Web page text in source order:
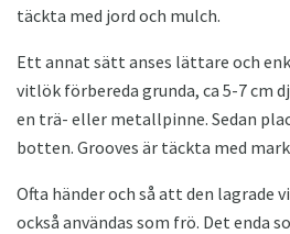
täckta med jord och mulch.
Ett annat sätt anses lättare och
vitlök förbereda grunda, ca 5-7 cm
en trä- eller metallpinne. Sedan
botten. Grooves är täckta med
Ofta händer och så att den lagrade
också användas som frö. Det enda